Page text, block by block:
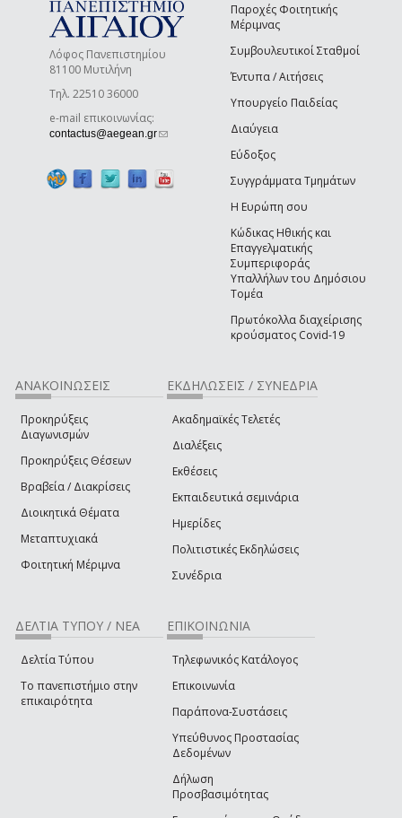
Λόφος Πανεπιστημίου
81100 Μυτιλήνη
Τηλ. 22510 36000
e-mail επικοινωνίας:
contactus@aegean.gr(link sends e-mail)
Παροχές Φοιτητικής
Μέριμνας
Συμβουλευτικοί Σταθμοί
Έντυπα / Αιτήσεις
Υπουργείο Παιδείας
Διαύγεια
Εύδοξος
Συγγράμματα Τμημάτων
Η Ευρώπη σου
Κώδικας Ηθικής και
Επαγγελματικής
Συμπεριφοράς
Υπαλλήλων του Δημόσιου
Τομέα
Πρωτόκολλα διαχείρισης
κρούσματος Covid-19
ΑΝΑΚΟΙΝΩΣΕΙΣ
Προκηρύξεις
Διαγωνισμών
Προκηρύξεις Θέσεων
Βραβεία / Διακρίσεις
Διοικητικά Θέματα
Μεταπτυχιακά
Φοιτητική Μέριμνα
ΕΚΔΗΛΩΣΕΙΣ / ΣΥΝΕΔΡΙΑ
Ακαδημαϊκές Τελετές
Διαλέξεις
Εκθέσεις
Εκπαιδευτικά σεμινάρια
Ημερίδες
Πολιτιστικές Εκδηλώσεις
Συνέδρια
ΔΕΛΤΙΑ ΤΥΠΟΥ / ΝΕΑ
Δελτία Τύπου
Το πανεπιστήμιο στην
επικαιρότητα
ΕΠΙΚΟΙΝΩΝΙΑ
Τηλεφωνικός Κατάλογος
Επικοινωνία
Παράπονα-Συστάσεις
Υπεύθυνος Προστασίας
Δεδομένων
Δήλωση
Προσβασιμότητας